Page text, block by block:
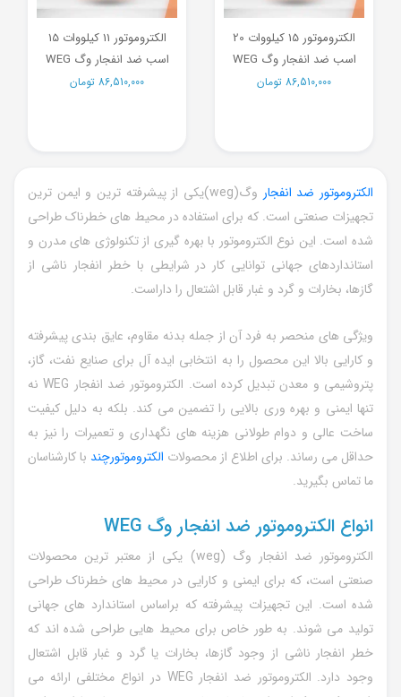
الکتروموتور 15 کیلووات 20
اسب ضد انفجار وگ WEG
86,510,000 تومان
الکتروموتور 11 کیلووات 15
اسب ضد انفجار وگ WEG
86,510,000 تومان
الکتروموتور ضد انفجار
وگ(weg)یکی از پیشرفته ترین و ایمن ترین
تجهیزات صنعتی است. که برای استفاده در محیط های خطرناک طراحی
شده است. این نوع الکتروموتور با بهره گیری از تکنولوژی های مدرن و
استانداردهای جهانی توانایی کار در شرایطی با خطر انفجار ناشی از
گازها، بخارات و گرد و غبار قابل اشتعال را داراست.
ویژگی های منحصر به فرد آن از جمله بدنه مقاوم، عایق بندی پیشرفته
و کارایی بالا این محصول را به انتخابی ایده آل برای صنایع نفت، گاز،
پتروشیمی و معدن تبدیل کرده است. الکتروموتور ضد انفجار WEG نه
تنها ایمنی و بهره وری بالایی را تضمین می کند. بلکه به دلیل کیفیت
ساخت عالی و دوام طولانی هزینه های نگهداری و تعمیرات را نیز به
حداقل می رساند. برای اطلاع از محصولات الکتروموتورچند با کارشناسان
ما تماس بگیرید.
انواع الکتروموتور ضد انفجار وگ WEG
الکتروموتور ضد انفجار وگ (weg) یکی از معتبر ترین محصولات
صنعتی است، که برای ایمنی و کارایی در محیط های خطرناک طراحی
شده است. این تجهیزات پیشرفته که براساس استاندارد های جهانی
تولید می شوند. به طور خاص برای محیط هایی طراحی شده اند که
خطر انفجار ناشی از وجود گازها، بخارات یا گرد و غبار قابل اشتعال
وجود دارد. الکتروموتور ضد انفجار WEG در انواع مختلفی ارائه می